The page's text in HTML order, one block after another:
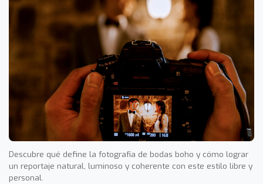
Descubre qué define la fotografía de bodas boho y cómo lograr
un reportaje natural, luminoso y coherente con este estilo libre y
personal.